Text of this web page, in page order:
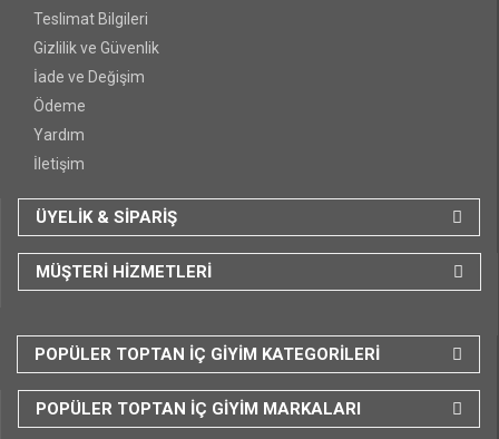
Teslimat Bilgileri
Gizlilik ve Güvenlik
İade ve Değişim
Ödeme
Yardım
İletişim
ÜYELİK & SİPARİŞ
MÜŞTERİ HİZMETLERİ
POPÜLER TOPTAN İÇ GİYİM KATEGORİLERİ
POPÜLER TOPTAN İÇ GİYİM MARKALARI